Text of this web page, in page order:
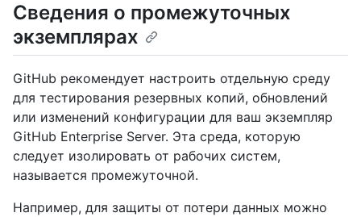
Сведения о промежуточных
экземплярах
GitHub рекомендует настроить отдельную среду
для тестирования резервных копий, обновлений
или изменений конфигурации для ваш экземпляр
GitHub Enterprise Server. Эта среда, которую
следует изолировать от рабочих систем,
называется промежуточной.
Например, для защиты от потери данных можно